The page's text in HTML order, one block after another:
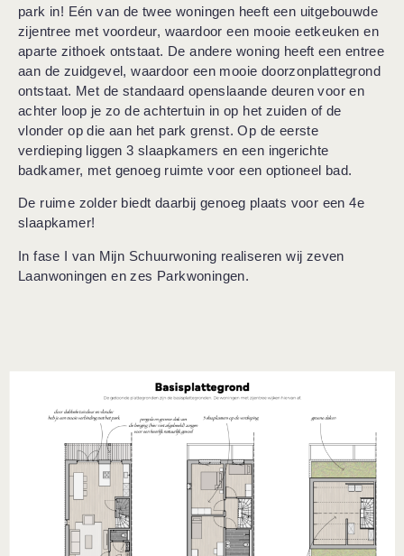
park in! Eén van de twee woningen heeft een uitgebouwde
zijentree met voordeur, waardoor een mooie eetkeuken en
aparte zithoek ontstaat. De andere woning heeft een entree
aan de zuidgevel, waardoor een mooie doorzonplattegrond
ontstaat. Met de standaard openslaande deuren voor en
achter loop je zo de achtertuin in op het zuiden of de
vlonder op die aan het park grenst. Op de eerste
verdieping liggen 3 slaapkamers en een ingerichte
badkamer, met genoeg ruimte voor een optioneel bad.
De ruime zolder biedt daarbij genoeg plaats voor een 4e
slaapkamer!
In fase I van Mijn Schuurwoning realiseren wij zeven
Laanwoningen en zes Parkwoningen.